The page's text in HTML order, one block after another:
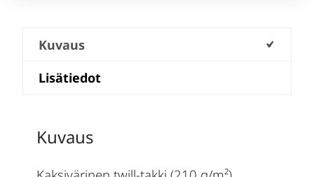
Kuvaus
Lisätiedot
Kuvaus